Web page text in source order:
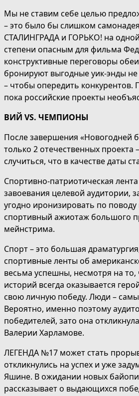
Мы не ставим себе целью
– это было бы слишком
СТАЛИНГРАДА и ГОРЬКО! на
степени опасным для фильма
конструктивные переговоры
бронируют выгодные уик-энды
– чтобы опередить
пока российские проекты
ВИЙ VS. ЧЕМПИОНЫ
После завершения «Новогодней
только 2 отечественных
случиться, что в качестве даты
Спортивно-патриотическая
завоевания целевой аудитории,
угодно иронизировать по
спортивный ажиотаж большого
мейнстрима.
Спорт – это большая
спортивные ленты об
весьма успешны, несмотря на то,
историй всегда оказывается
свою личную победу. Люди –
Вероятно, именно поэтому
победителей, зато она
Валерии Харламове.
ЛЕГЕНДА №17 может стать
откликнулись на успех и уже
Яшине. В ожидании новых
рассказывает о выдающихся